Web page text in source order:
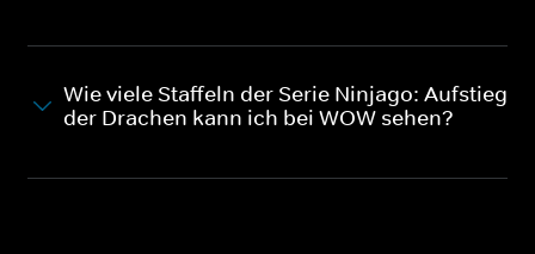
Wie viele Staffeln der Serie Ninjago: Aufstieg
der Drachen kann ich bei WOW sehen?